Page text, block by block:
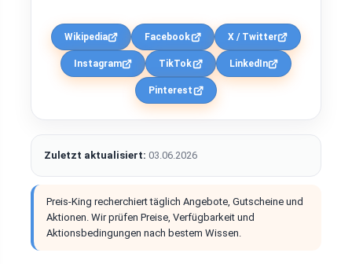
Wikipedia Facebook X / Twitter
Instagram TikTok LinkedIn
Pinterest
Zuletzt aktualisiert: 03.06.2026
Preis-King recherchiert täglich Angebote, Gutscheine und
Aktionen. Wir prüfen Preise, Verfügbarkeit und
Aktionsbedingungen nach bestem Wissen.